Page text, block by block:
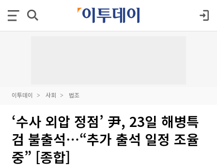
이투데이 사회 법조
‘수사 외압 정점’ 尹, 23일 해병특
검 불출석⋯“추가 출석 일정 조율
중” [종합]